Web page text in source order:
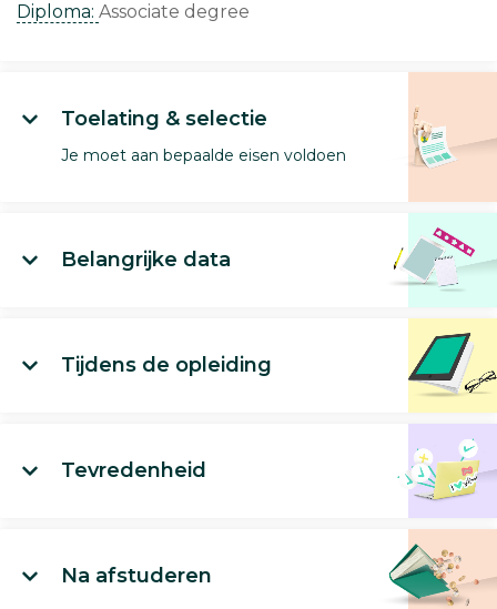
Diploma: Associate degree
Toelating & selectie
Je moet aan bepaalde eisen voldoen
Belangrijke data
Tijdens de opleiding
Tevredenheid
Na afstuderen